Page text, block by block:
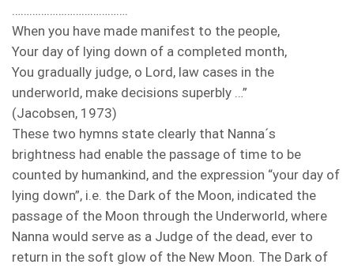
When you have made manifest to the people,
Your day of lying down of a completed month,
You gradually judge, o Lord, law cases in the
underworld, make decisions superbly …”
(Jacobsen, 1973)
These two hymns state clearly that Nanna´s
brightness had enable the passage of time to be
counted by humankind, and the expression “your day of
lying down”, i.e. the Dark of the Moon, indicated the
passage of the Moon through the Underworld, where
Nanna would serve as a Judge of the dead, ever to
return in the soft glow of the New Moon. The Dark of